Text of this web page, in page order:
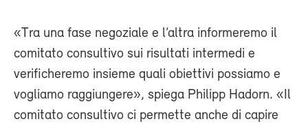
«Tra una fase negoziale e l’altra informeremo il
comitato consultivo sui risultati intermedi e
verificheremo insieme quali obiettivi possiamo e
vogliamo raggiungere», spiega Philipp Hadorn. «Il
comitato consultivo ci permette anche di capire